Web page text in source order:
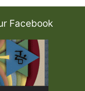
Facebook